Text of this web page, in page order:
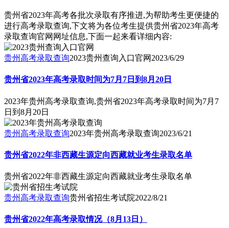
贵州省2023年高考各批次录取有序推进,为帮助考生更便捷的
进行高考录取查询,下文将为各位考生提供贵州省2023年高考
录取查询官网网址信息,下面一起来看详细内容:
贵州高考录取查询2023贵州查询入口官网 2023/6/29
贵州省2023年高考录取时间为7月7日到8月20日
2023年贵州高考录取查询,贵州省2023年高考录取时间为7月7
日到8月20日
贵州高考录取查询2023年贵州高考录取查询2023/6/21
贵州省2022年非西藏生源定向西藏就业考生录取名单
贵州省2022年非西藏生源定向西藏就业考生录取名单
贵州高考录取查询贵州省招生考试院2022/8/21
贵州省2022年高考录取情况（8月13日）